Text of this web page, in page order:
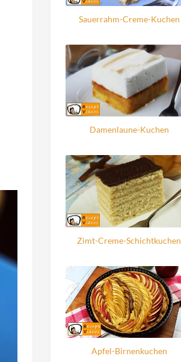
Sauerrahm-Creme-Kuchen
Damenlaune-Kuchen
Zimt-Creme-Schichtkuchen
Apfel-Birnenkuchen